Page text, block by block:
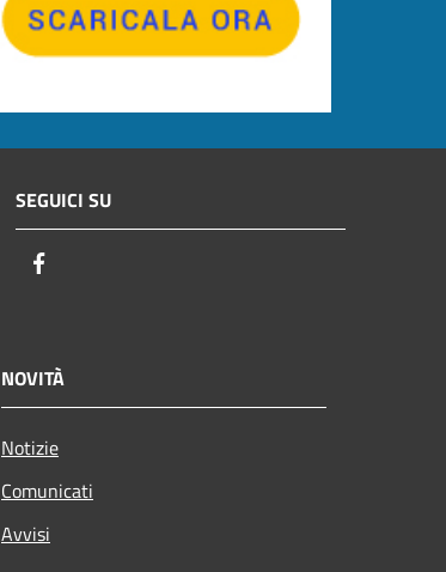
SEGUICI SU
NOVITÀ
Notizie
Comunicati
Avvisi